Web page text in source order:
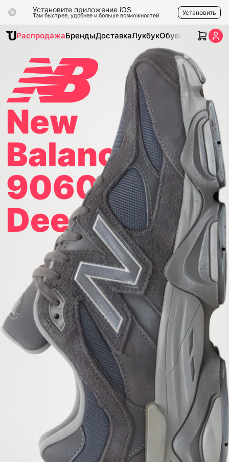
Установите приложение iOS
Там быстрее, удобнее и больше возможностей Установить
РаспродажаБрендыДоставкаЛукбукОбувь Одежда
New
Balance
9060
Deep Grey